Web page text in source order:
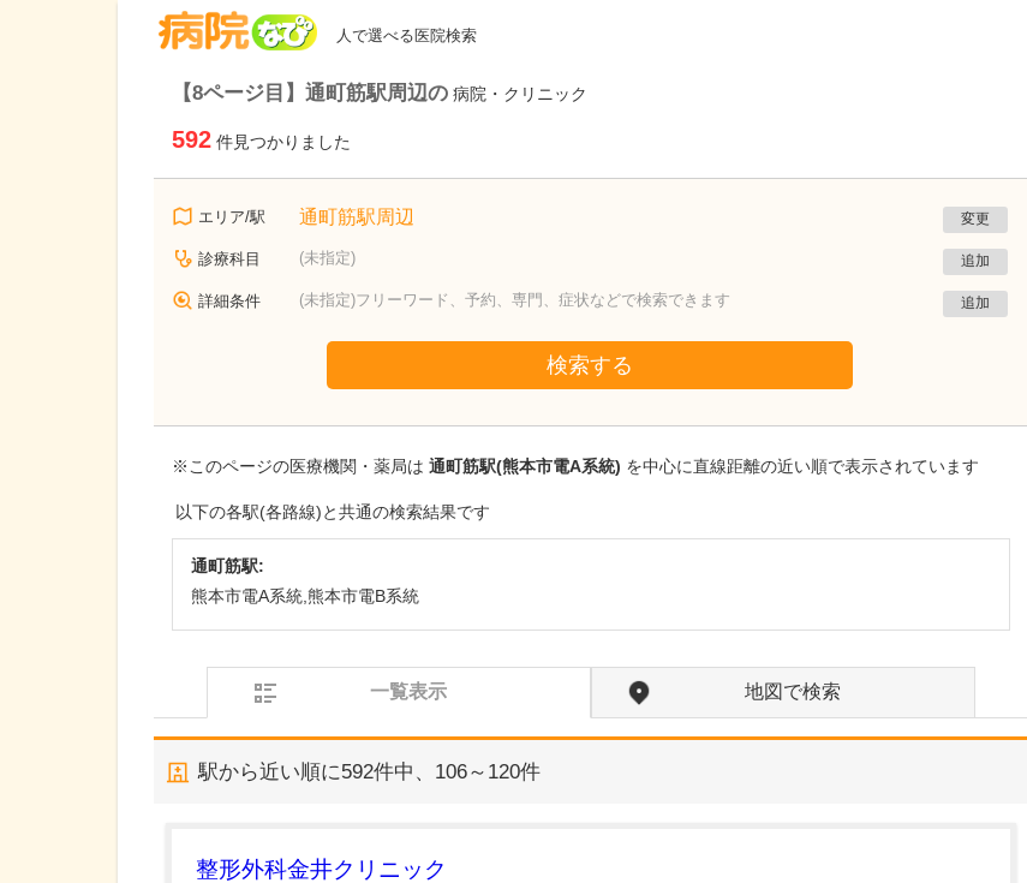
人で選べる医院検索
【8ページ目】通町筋駅周辺の 病院・クリニック
592 件見つかりました
エリア/駅 通町筋駅周辺 変更
診療科目 (未指定) 追加
詳細条件 (未指定)フリーワード、予約、専門、症状などで検索できます 追加
検索する
※このページの医療機関・薬局は 通町筋駅(熊本市電A系統) を中心に直線距離の近い順で表示されています
以下の各駅(各路線)と共通の検索結果です
通町筋駅:
熊本市電A系統,熊本市電B系統
一覧表示 地図で検索
駅から近い順に592件中、 106～120件
整形外科金井クリニック
熊本県熊本市南区
たかしお内科ハートクリニック
たのにはどのような理由があったのでしょうか?
ん。しかも、悪化と改善
を繰り返しながら病状は
だんだん悪くなっていき
ます。大学病院で後進の